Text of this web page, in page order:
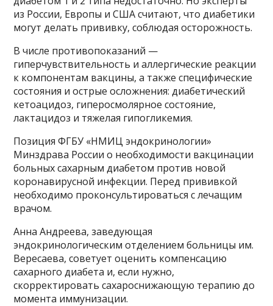
из России, Европы и США считают, что диабетики
могут делать прививку, соблюдая осторожность.
В числе противопоказаний —
гиперчувствительность и аллергические реакции
к компонентам вакцины, а также специфические
состояния и острые осложнения: диабетический
кетоацидоз, гиперосмолярное состояние,
лактацидоз и тяжелая гипогликемия.
Позиция ФГБУ «НМИЦ эндокринологии»
Минздрава России о необходимости вакцинации
больных сахарным диабетом против новой
коронавирусной инфекции. Перед прививкой
необходимо проконсультироваться с лечащим
врачом.
Анна Андреева, заведующая
эндокринологическим отделением больницы им.
Вересаева, советует оценить компенсацию
сахарного диабета и, если нужно,
скорректировать сахароснижающую терапию до
момента иммунизации.